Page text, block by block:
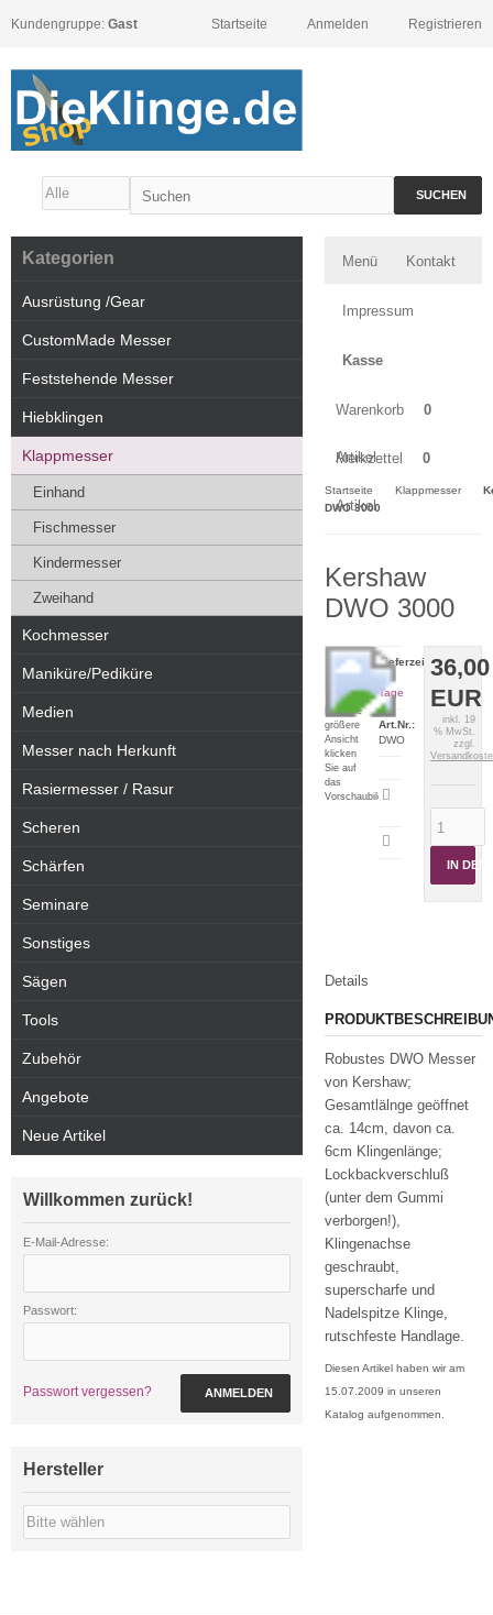
Kundengruppe: Gast Registrieren
Anmelden
Startseite
SUCHEN
Menü Kontakt
Impressum
Kasse
Warenkorb 0
Artikel
Merkzettel 0
Artikel
Startseite Klappmesser
DWO 3000
Kershaw
DWO 3000
Für eine
größere
Ansicht
klicken
Sie auf
das
Vorschaubild
36,00
EUR
inkl. 19
% MwSt.
zzgl.
IN DEN
Lieferzeit:
2-5
Tage
Art.Nr.:
DWO
drucken
Details
Robustes DWO Messer
von Kershaw;
Gesamtlälnge geöffnet
ca. 14cm, davon ca.
6cm Klingenlänge;
Lockbackverschluß
(unter dem Gummi
verborgen!),
Klingenachse
geschraubt,
superscharfe und
Nadelspitze Klinge,
rutschfeste Handlage.
Diesen Artikel haben wir am
15.07.2009 in unseren
Katalog aufgenommen.
Kategorien
Ausrüstung /Gear
CustomMade Messer
Feststehende Messer
Hiebklingen
Klappmesser
Einhand
Fischmesser
Kindermesser
Zweihand
Kochmesser
Maniküre/Pediküre
Medien
Messer nach Herkunft
Rasiermesser / Rasur
Scheren
Schärfen
Seminare
Sonstiges
Sägen
Tools
Zubehör
Angebote
Neue Artikel
Willkommen zurück!
E-Mail-Adresse:
Passwort:
Passwort vergessen? ANMELDEN
Hersteller